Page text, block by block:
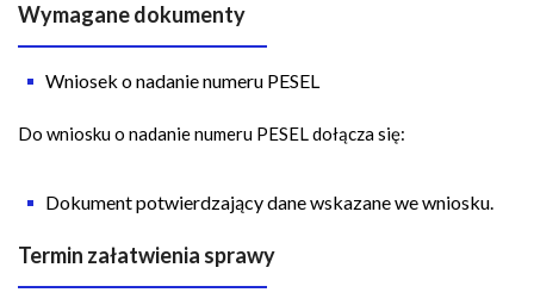
Wymagane dokumenty
Wniosek o nadanie numeru PESEL
Do wniosku o nadanie numeru PESEL dołącza się:
Dokument potwierdzający dane wskazane we wniosku.
Termin załatwienia sprawy